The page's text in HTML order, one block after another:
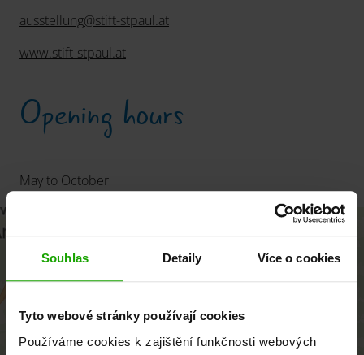
Souhlas Detaily Více o cookies
Tyto webové stránky používají cookies
Používáme cookies k zajištění funkčnosti webových
ausstellung@stift-stpaul.at
www.stift-stpaul.at
Opening hours
May to October